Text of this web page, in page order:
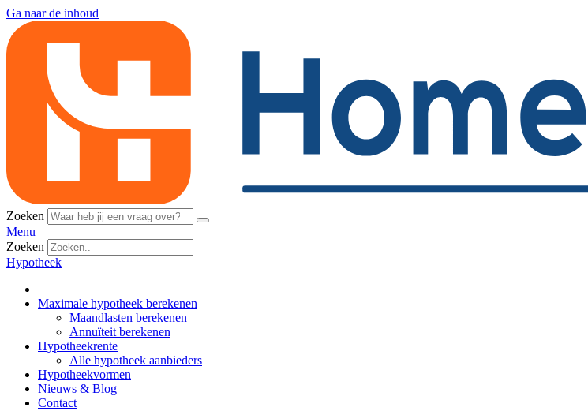
Ga naar de inhoud
Zoeken
Menu
Zoeken
Hypotheek
Maximale hypotheek berekenen
Maandlasten berekenen
Annuïteit berekenen
Hypotheekrente
Alle hypotheek aanbieders
Hypotheekvormen
Nieuws & Blog
Contact